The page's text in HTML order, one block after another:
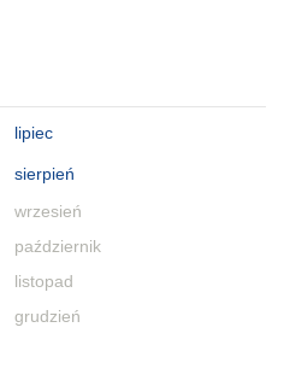
lipiec
sierpień
wrzesień
październik
listopad
grudzień